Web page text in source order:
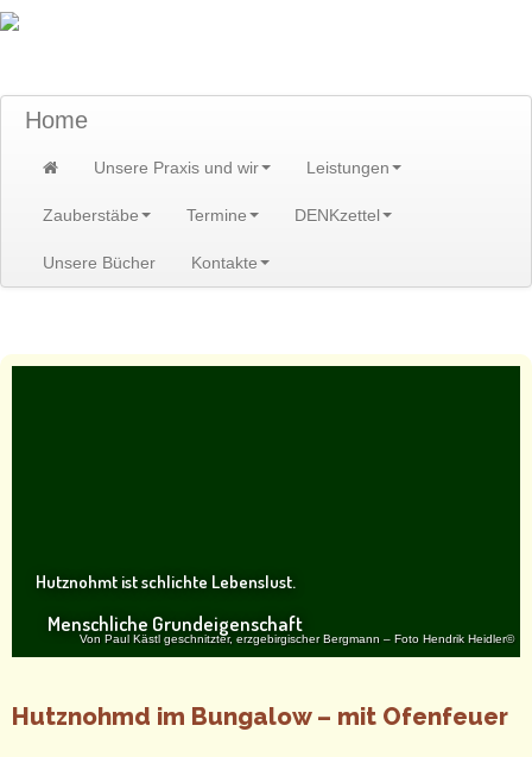
Home
Unsere Praxis und wir Leistungen
Zauberstäbe Termine DENKzettel
Unsere Bücher Kontakte
Hutznohmt ist schlichte Lebenslust.
Menschliche Grundeigenschaft
Von Paul Kästl geschnitzter, erzgebirgischer Bergmann – Foto Hendrik Heidler©
Hutznohmd im Bungalow – mit Ofenfeuer